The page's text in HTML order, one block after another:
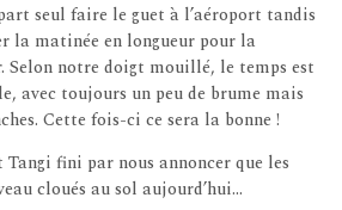
seul faire le guet à l’aéroport tandis
la matinée en longueur pour la
Selon notre doigt mouillé, le temps est
avec toujours un peu de brume mais
Cette fois-ci ce sera la bonne !
Tangi fini par nous annoncer que les
cloués au sol aujourd’hui…